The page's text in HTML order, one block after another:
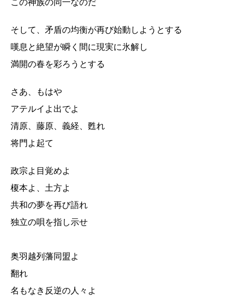
この神族の同一なのだ
そして、矛盾の均衡が再び始動しようとする
嘆息と絶望が瞬く間に現実に氷解し
満開の春を彩ろうとする
さあ、もはや
アテルイよ出でよ
清原、藤原、義経、甦れ
将門よ起て
政宗よ目覚めよ
榎本よ、土方よ
共和の夢を再び語れ
独立の唄を指し示せ
奥羽越列藩同盟よ
翻れ
名もなき反逆の人々よ